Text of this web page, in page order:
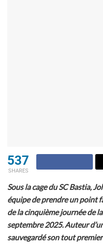
537
SHARES
Sous la cage du SC Bastia,
équipe de prendre un point
de la cinquième journée de
septembre 2025. Auteur
sauvegardé son tout